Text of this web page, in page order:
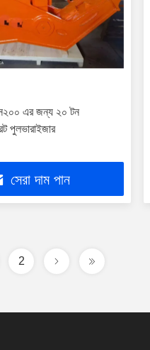
এর জন্য ২০ টন
পুলভারাইজার
সেরা দাম পান
2